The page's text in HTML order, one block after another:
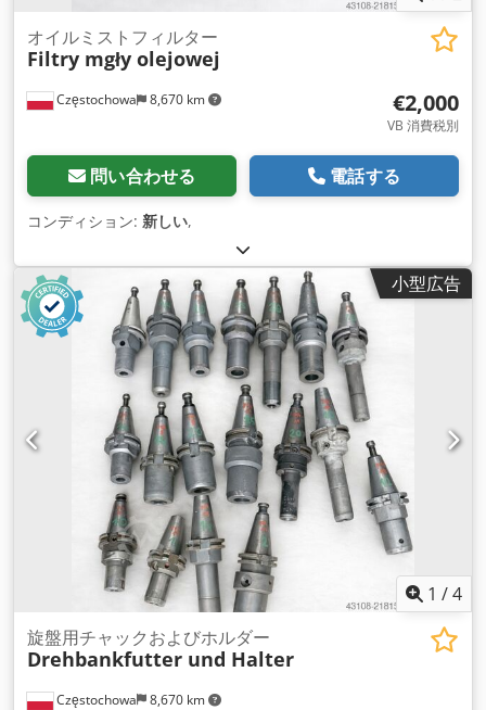
Częstochowa 8,670 km
オイルミストフィルター
Filtry mgły olejowej
€2,000
VB 消費税別
問い合わせる 電話する
コンディション: 新しい,
小型広告
1 /4
Częstochowa 8,670 km
旋盤用チャックおよびホルダー
Drehbankfutter und Halter